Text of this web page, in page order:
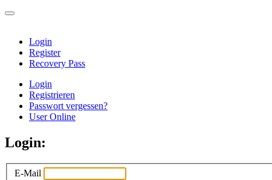
Login
Register
Recovery Pass
Login
Registrieren
Passwort vergessen?
User Online
Login:
E-Mail